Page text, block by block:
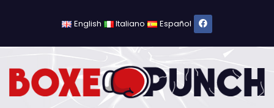
English Italiano Español